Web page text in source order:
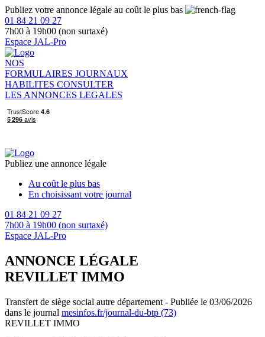
Publiez votre annonce légale au coût le plus bas
01 84 21 09 27
7h00 à 19h00 (non surtaxé)
Espace JAL-Pro
NOS
FORMULAIRES JOURNAUX
HABILITES CONSULTER
LES ANNONCES LEGALES
Publiez une annonce légale
Au coût le plus bas
En choisissant votre journal
01 84 21 09 27
7h00 à 19h00 (non surtaxé)
Espace JAL-Pro
ANNONCE LÉGALE
REVILLET IMMO
Transfert de siège social autre département - Publiée le 03/06/2026
dans le journal mesinfos.fr/journal-du-btp (73)
REVILLET IMMO